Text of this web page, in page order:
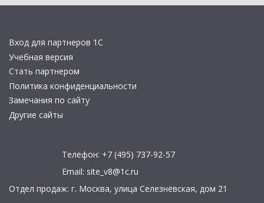
Вход для партнеров 1С
Учебная версия
Стать партнером
Политика конфиденциальности
Замечания по сайту
Другие сайты
Телефон: +7 (495) 737-92-57
Email: site_v8@1c.ru
Отдел продаж: г. Москва, улица Селезнёвская, дом 21